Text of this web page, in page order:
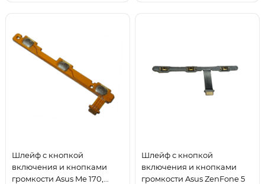
Шлейф с кнопкой
включения и кнопками
громкости Asus Me 170,
Шлейф с кнопкой
включения и кнопками
громкости Asus ZenFone 5